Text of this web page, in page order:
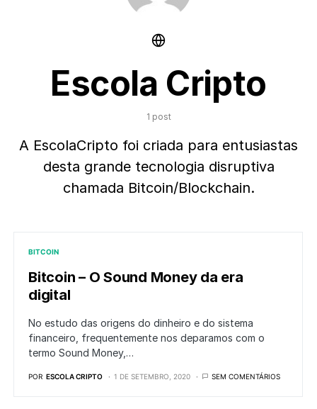
Escola Cripto
1 post
A EscolaCripto foi criada para entusiastas
desta grande tecnologia disruptiva
chamada Bitcoin/Blockchain.
BITCOIN
Bitcoin – O Sound Money da era
digital
No estudo das origens do dinheiro e do sistema
financeiro, frequentemente nos deparamos com o
termo Sound Money,…
POR ESCOLA CRIPTO 1 DE SETEMBRO, 2020 SEM COMENTÁRIOS